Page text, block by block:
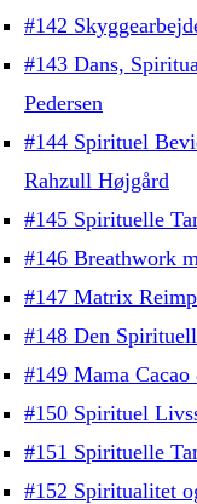
#142
#143 Dans,
Pedersen
#144 Spirituel
Rahzull Højgård
#145 Spirituelle
#146 Breathwork
#147 Matrix
#148 Den
#149 Mama
#150 Spirituel
#151 Spirituelle
#152 Spiritualitet